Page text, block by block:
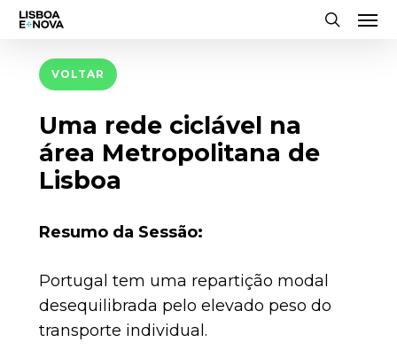
Skip
content
VOLTAR
Uma rede ciclável na
área Metropolitana de
Lisboa
Resumo da Sessão:
Portugal tem uma repartição modal
desequilibrada pelo elevado peso do
transporte individual.